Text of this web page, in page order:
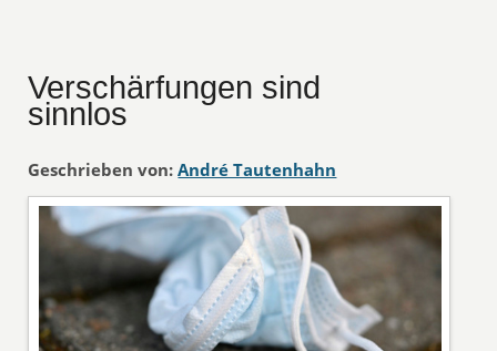
Verschärfungen sind
sinnlos
Geschrieben von: André Tautenhahn